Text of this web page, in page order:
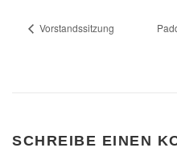
Vorstandssitzung
SCHREIBE EINEN